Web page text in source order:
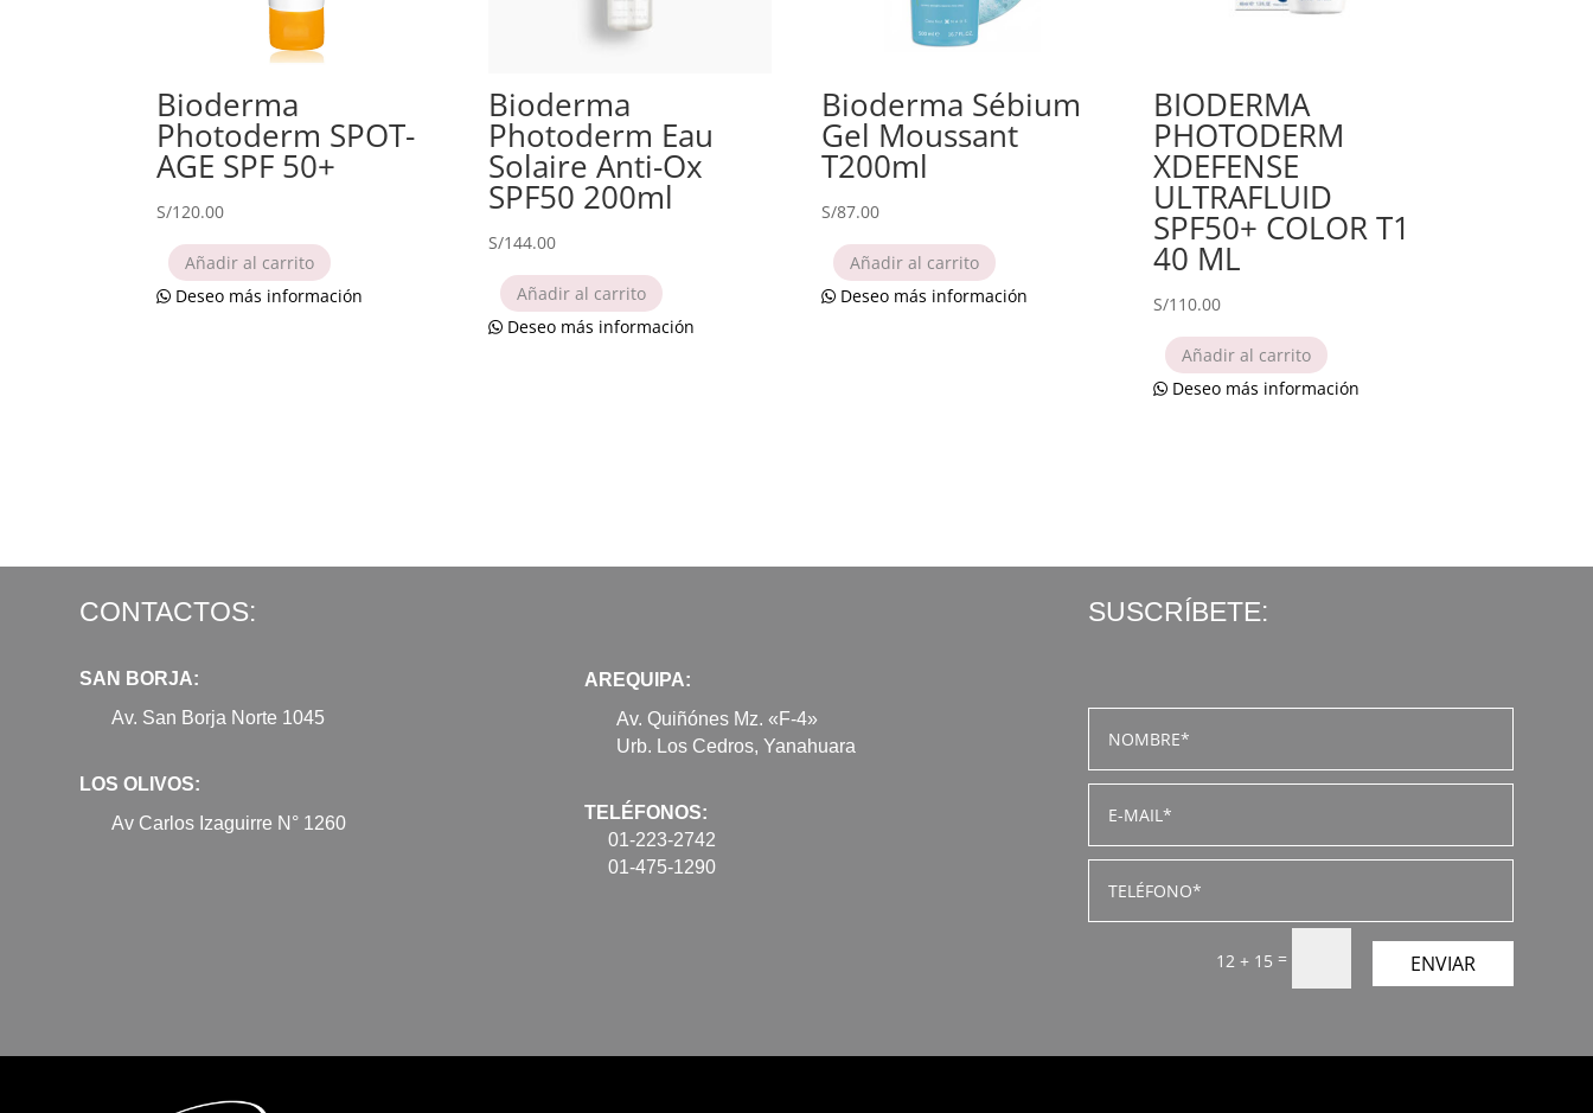
Bioderma
Photoderm SPOT-
AGE SPF 50+
S/120.00
Añadir al carrito
Deseo más información
Bioderma
Photoderm Eau
Solaire Anti-Ox
SPF50 200ml
S/144.00
Añadir al carrito
Deseo más información
Bioderma Sébium
Gel Moussant
T200ml
S/87.00
Añadir al carrito
Deseo más información
BIODERMA
PHOTODERM
XDEFENSE
ULTRAFLUID
SPF50+ COLOR T1
40 ML
S/110.00
Añadir al carrito
Deseo más información
CONTACTOS:
SAN BORJA:
Av. San Borja Norte 1045
LOS OLIVOS:
Av Carlos Izaguirre N° 1260
AREQUIPA:
Av. Quiñónes Mz. «F-4»
Urb. Los Cedros, Yanahuara
TELÉFONOS:
01-223-2742
01-475-1290
SUSCRÍBETE:
12 + 15 = ENVIAR